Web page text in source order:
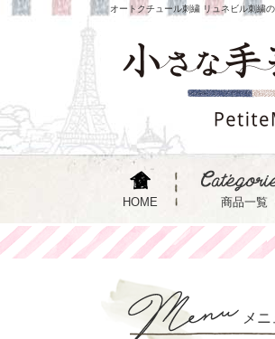
オートクチュール刺繍 リュネビル刺繍
HOME 商品一覧
メ